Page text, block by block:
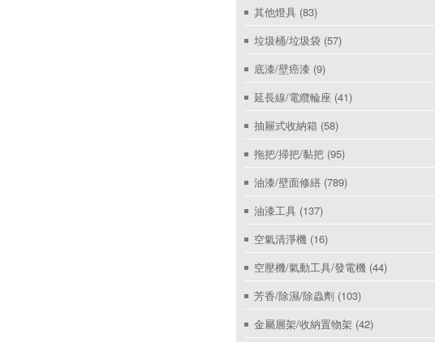
其他燈具 (83)
垃圾桶/垃圾袋 (57)
底漆/壁癌漆 (9)
延長線/電纜輪座 (41)
抽屜式收納箱 (58)
拖把/掃把/黏把 (95)
油漆/壁面修繕 (789)
油漆工具 (137)
空氣清淨機 (16)
空壓機/氣動工具/發電機 (44)
芳香/除濕/除蟲劑 (103)
金屬層架/收納置物架 (42)